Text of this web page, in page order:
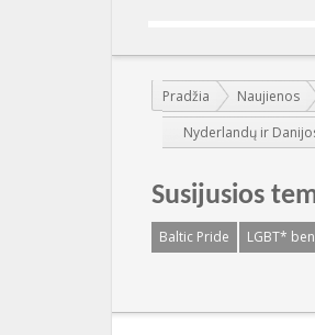
Jūs esate čia:
Pradžia Naujienos
Nyderlandų ir
Susijusios
Baltic Pride LGBT*